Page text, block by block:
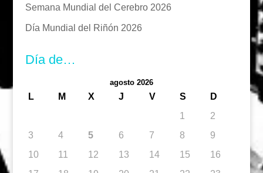
Semana Mundial del Cerebro 2026
Día Mundial del Riñón 2026
Día de…
agosto 2026
L M X J V S
D
1
2
3
4 5 6 7 8
9
10
11 12 13 14 15
16